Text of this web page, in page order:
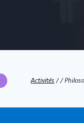
Activités //